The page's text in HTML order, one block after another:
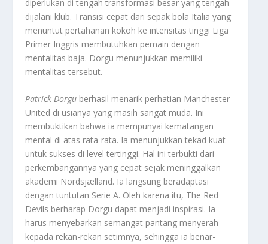
diperlukan di tengah transformasi besar yang tengah
dijalani klub. Transisi cepat dari sepak bola Italia yang
menuntut pertahanan kokoh ke intensitas tinggi Liga
Primer Inggris membutuhkan pemain dengan
mentalitas baja. Dorgu menunjukkan memiliki
mentalitas tersebut.
Patrick Dorgu berhasil menarik perhatian Manchester
United di usianya yang masih sangat muda. Ini
membuktikan bahwa ia mempunyai kematangan
mental di atas rata-rata. Ia menunjukkan tekad kuat
untuk sukses di level tertinggi. Hal ini terbukti dari
perkembangannya yang cepat sejak meninggalkan
akademi Nordsjælland. Ia langsung beradaptasi
dengan tuntutan Serie A. Oleh karena itu, The Red
Devils berharap Dorgu dapat menjadi inspirasi. Ia
harus menyebarkan semangat pantang menyerah
kepada rekan-rekan setimnya, sehingga ia benar-